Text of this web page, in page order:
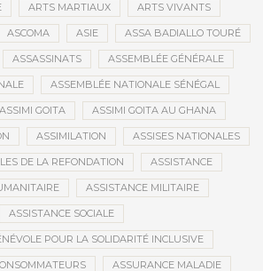
ARTS MARTIAUX ARTS VIVANTS
ASCOMA ASIE ASSA BADIALLO TOURÉ
ASSASSINATS ASSEMBLÉE GÉNÉRALE
ASSEMBLÉE NATIONALE SÉNÉGAL
ASSIMI GOITA ASSIMI GOITA AU GHANA
ASSIMILATION ASSISES NATIONALES
DE LA REFONDATION ASSISTANCE
ASSISTANCE MILITAIRE
ASSISTANCE SOCIALE
POUR LA SOLIDARITÉ INCLUSIVE
ASSURANCE MALADIE